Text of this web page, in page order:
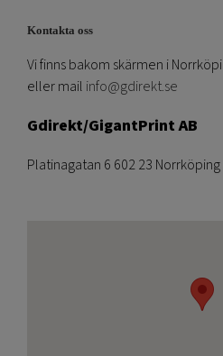
Kontakta oss
Vi finns bakom skärmen i
eller mail info@gdirekt.se
Gdirekt/GigantPrint AB
Platinagatan 6 602 23